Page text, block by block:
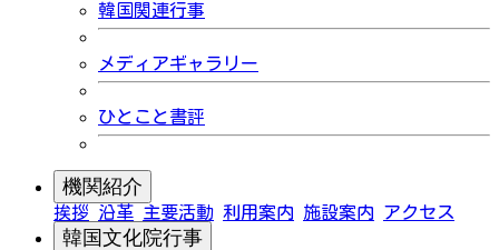
韓国関連行事
メディアギャラリー
ひとこと書評
機関紹介
挨拶 沿革 主要活動 利用案内 施設案内 アクセス
韓国文化院行事